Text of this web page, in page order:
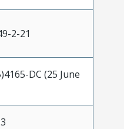
2-21
DC (25 June